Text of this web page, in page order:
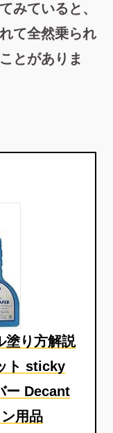
みていると、
て全然乗られ
とがありま
塗り方解説
ト sticky
ー Decant
用品